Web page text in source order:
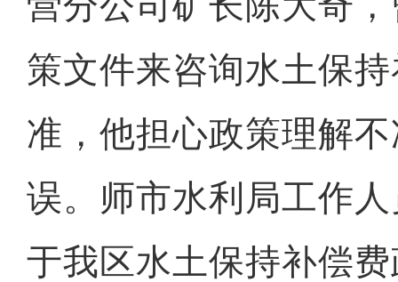
策文件来咨询水土保
准，他担心政策理解
误。师市水利局工作
于我区水土保持补偿